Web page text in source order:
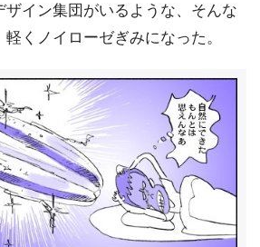
イン集団がいるような、そんな
くノイローゼぎみになった。